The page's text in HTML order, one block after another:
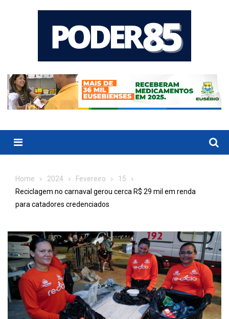
Menu
Home 2024 Fevereiro
15
Reciclagem no carnaval gerou cerca R$ 29 mil em renda
para catadores credenciados